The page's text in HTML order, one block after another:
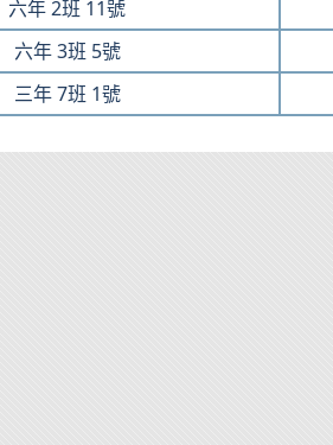
六年2班 11號
六年 3班 5號
三年 7班 1號